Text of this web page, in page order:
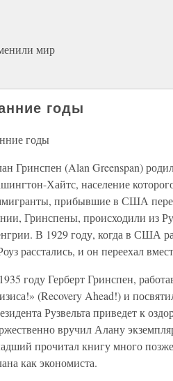
мир
годы
годы
Гринспен (Alan Greenspan)
Хайтс, население
прибывшие в США
Гринспены, происходили из
В 1929 году, когда в США
расстались, и он переехал
году Герберт Гринспен,
(Recovery Ahead!) и
Рузвельта приведет к
вручил Алану
прочитал книгу много
как экономиста.